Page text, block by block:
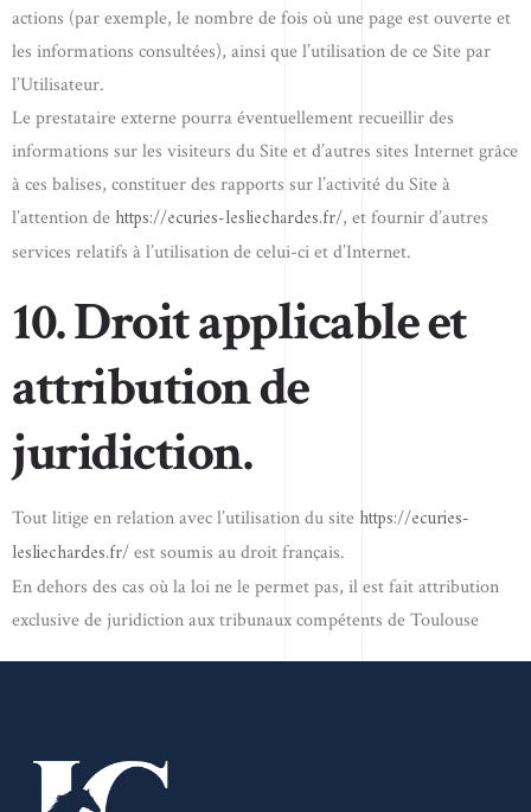
actions (par exemple, le nombre de fois où une page est ouverte et
les informations consultées), ainsi que l’utilisation de ce Site par
l’Utilisateur.
Le prestataire externe pourra éventuellement recueillir des
informations sur les visiteurs du Site et d’autres sites Internet grâce
à ces balises, constituer des rapports sur l’activité du Site à
l’attention de https://ecuries-lesliechardes.fr/, et fournir d’autres
services relatifs à l’utilisation de celui-ci et d’Internet.
10. Droit applicable et
attribution de
juridiction.
Tout litige en relation avec l’utilisation du site https://ecuries-
lesliechardes.fr/est soumis au droit français.
En dehors des cas où la loi ne le permet pas, il est fait attribution
exclusive de juridiction aux tribunaux compétents de Toulouse